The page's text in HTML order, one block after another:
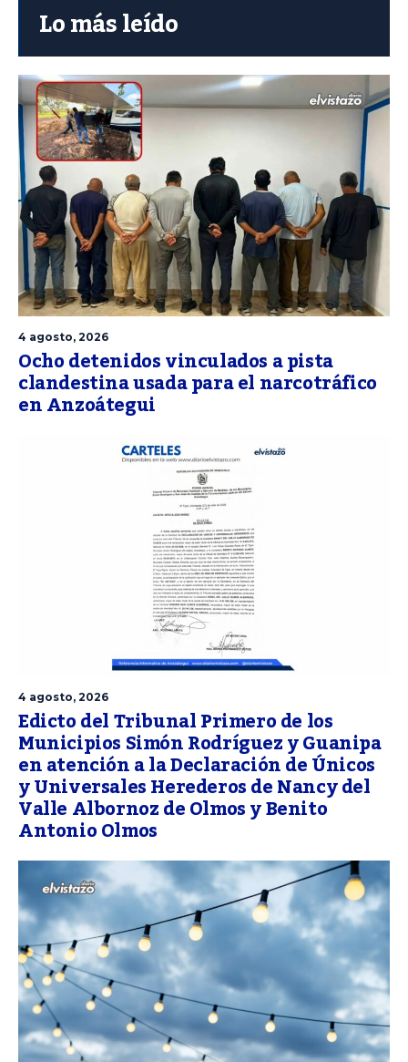
Lo más leído
4 agosto, 2026
Ocho detenidos vinculados a pista
clandestina usada para el narcotráfico
en Anzoátegui
4 agosto, 2026
Edicto del Tribunal Primero de los
Municipios Simón Rodríguez y Guanipa
en atención a la Declaración de Únicos
y Universales Herederos de Nancy del
Valle Albornoz de Olmos y Benito
Antonio Olmos